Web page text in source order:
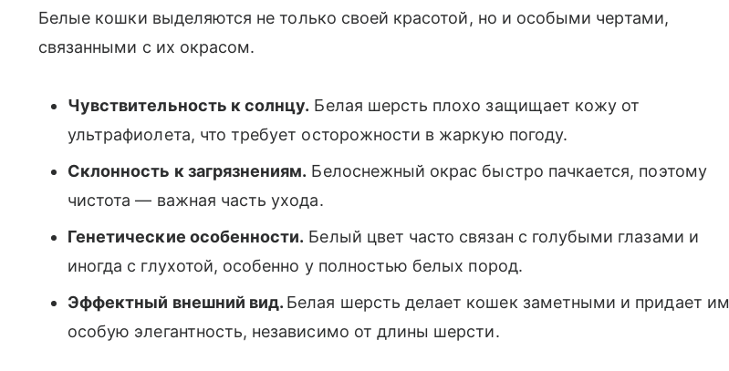
Белые кошки выделяются не только своей красотой, но и особыми чертами,
связанными с их окрасом.
Чувствительность к солнцу. Белая шерсть плохо защищает кожу от
ультрафиолета, что требует осторожности в жаркую погоду.
Склонность к загрязнениям. Белоснежный окрас быстро пачкается, поэтому
чистота — важная часть ухода.
Генетические особенности. Белый цвет часто связан с голубыми глазами и
иногда с глухотой, особенно у полностью белых пород.
Эффектный внешний вид. Белая шерсть делает кошек заметными и придает им
особую элегантность, независимо от длины шерсти.